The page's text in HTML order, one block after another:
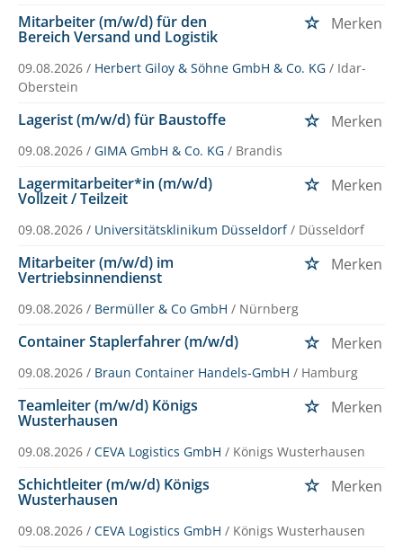
Mitarbeiter (m/w/d) für den
Bereich Versand und Logistik
Merken
09.08.2026 / Herbert Giloy & Söhne GmbH & Co. KG / Idar-
Oberstein
Lagerist (m/w/d) für Baustoffe Merken
09.08.2026 / GIMA GmbH & Co. KG / Brandis
Lagermitarbeiter*in (m/w/d)
Vollzeit / Teilzeit
Merken
09.08.2026 / Universitätsklinikum Düsseldorf / Düsseldorf
Mitarbeiter (m/w/d) im
Vertriebsinnendienst
Merken
09.08.2026 / Bermüller & Co GmbH / Nürnberg
Container Staplerfahrer (m/w/d) Merken
09.08.2026 / Braun Container Handels-GmbH / Hamburg
Teamleiter (m/w/d) Königs
Wusterhausen
Merken
09.08.2026 / CEVA Logistics GmbH / Königs Wusterhausen
Schichtleiter (m/w/d) Königs
Wusterhausen
Merken
09.08.2026 / CEVA Logistics GmbH / Königs Wusterhausen